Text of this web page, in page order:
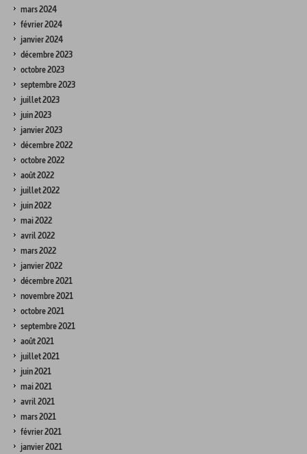
mars 2024
février 2024
janvier 2024
décembre 2023
octobre 2023
septembre 2023
juillet 2023
juin 2023
janvier 2023
décembre 2022
octobre 2022
août 2022
juillet 2022
juin 2022
mai 2022
avril 2022
mars 2022
janvier 2022
décembre 2021
novembre 2021
octobre 2021
septembre 2021
août 2021
juillet 2021
juin 2021
mai 2021
avril 2021
mars 2021
février 2021
janvier 2021